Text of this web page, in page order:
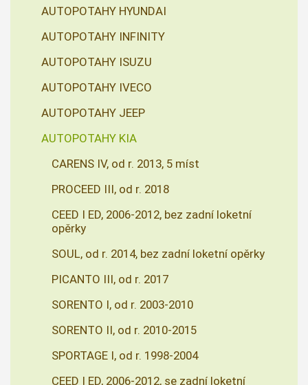
AUTOPOTAHY HYUNDAI
AUTOPOTAHY INFINITY
AUTOPOTAHY ISUZU
AUTOPOTAHY IVECO
AUTOPOTAHY JEEP
AUTOPOTAHY KIA
CARENS IV, od r. 2013, 5 míst
PROCEED III, od r. 2018
CEED I ED, 2006-2012, bez zadní loketní
opěrky
SOUL, od r. 2014, bez zadní loketní opěrky
PICANTO III, od r. 2017
SORENTO I, od r. 2003-2010
SORENTO II, od r. 2010-2015
SPORTAGE I, od r. 1998-2004
CEED I ED, 2006-2012, se zadní loketní